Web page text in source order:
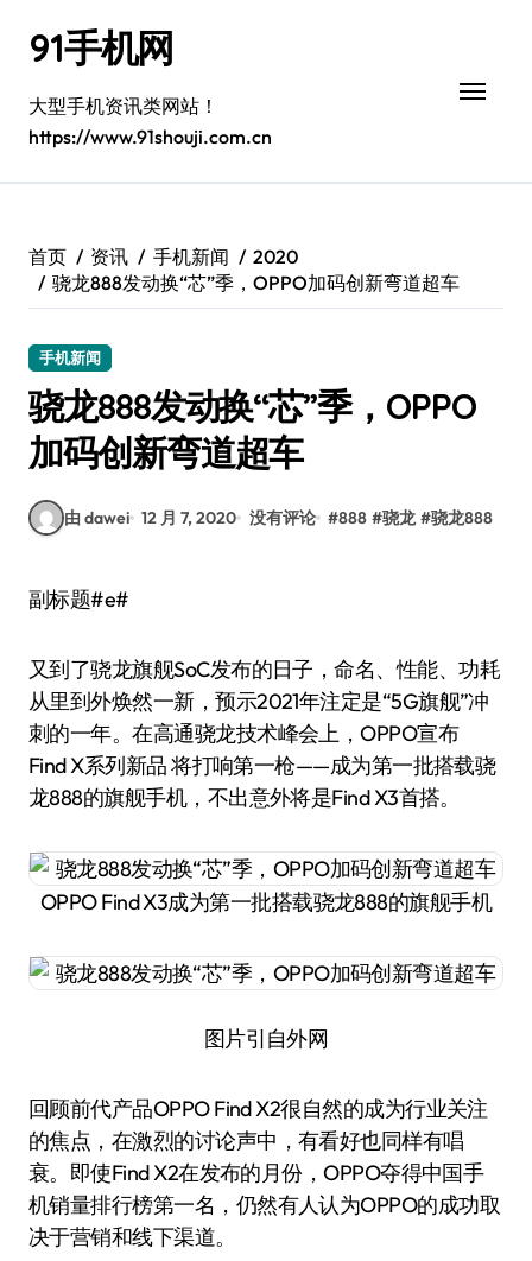
91手机网
大型手机资讯类网站！
https://www.91shouji.com.cn
首页 资讯 手机新闻
2020
骁龙888发动换“芯”季，OPPO加码创新弯道超车
手机新闻
骁龙888发动换“芯”季，OPPO
加码创新弯道超车
由 dawei 12 月 7, 2020 没有评论 #888 #骁龙 #骁龙888
副标题#e#
又到了骁龙旗舰SoC发布的日子，命名、性能、功耗
从里到外焕然一新，预示2021年注定是“5G旗舰”冲
刺的一年。在高通骁龙技术峰会上，OPPO宣布
Find X系列新品 将打响第一枪——成为第一批搭载骁
龙888的旗舰手机，不出意外将是Find X3首搭。
OPPO Find X3成为第一批搭载骁龙888的旗舰手机
图片引自外网
回顾前代产品OPPO Find X2很自然的成为行业关注
的焦点，在激烈的讨论声中，有看好也同样有唱
衰。即使Find X2在发布的月份，OPPO夺得中国手
机销量排行榜第一名，仍然有人认为OPPO的成功取
决于营销和线下渠道。